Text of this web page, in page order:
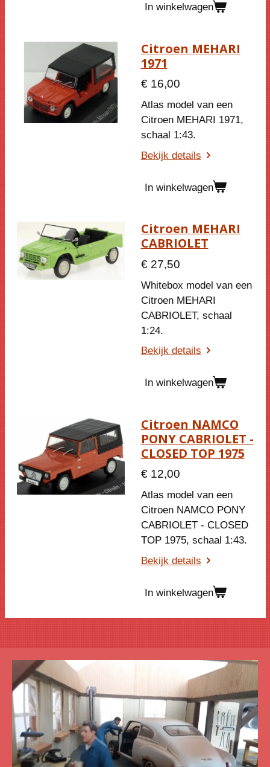
In winkelwagen
Citroen MEHARI
1971
€ 16,00
Atlas model van een
Citroen MEHARI 1971,
schaal 1:43.
Bekijk details
In winkelwagen
Citroen MEHARI
CABRIOLET
€ 27,50
Whitebox model van een
Citroen MEHARI
CABRIOLET, schaal
1:24.
Bekijk details
In winkelwagen
Citroen NAMCO
PONY CABRIOLET -
CLOSED TOP 1975
€ 12,00
Atlas model van een
Citroen NAMCO PONY
CABRIOLET - CLOSED
TOP 1975, schaal 1:43.
Bekijk details
In winkelwagen